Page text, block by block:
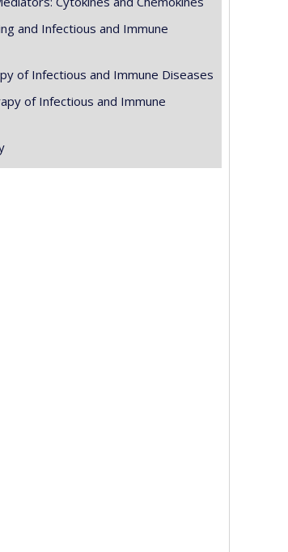
and Infectious and Immune
of Infectious and Immune Diseases
of Infectious and Immune